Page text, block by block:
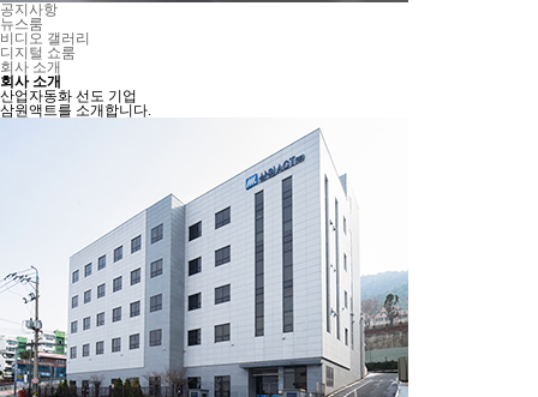
공지사항
뉴스룸
비디오 갤러리
디지털 쇼룸
회사 소개
회사 소개
산업자동화 선도 기업
삼원액트를 소개합니다.